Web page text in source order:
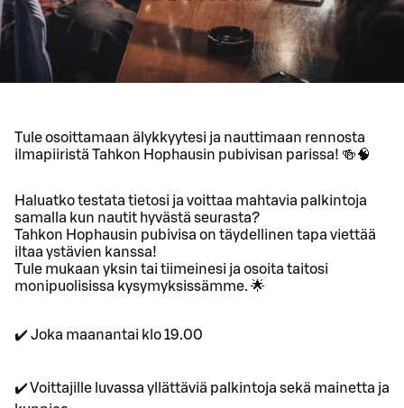
Tule osoittamaan älykkyytesi ja nauttimaan rennosta
ilmapiiristä Tahkon Hophausin pubivisan parissa! 🍻🧠
Haluatko testata tietosi ja voittaa mahtavia palkintoja
samalla kun nautit hyvästä seurasta?
Tahkon Hophausin pubivisa on täydellinen tapa viettää
iltaa ystävien kanssa!
Tule mukaan yksin tai tiimeinesi ja osoita taitosi
monipuolisissa kysymyksissämme. 🌟
✔️ Joka maanantai klo 19.00
✔️ Voittajille luvassa yllättäviä palkintoja sekä mainetta ja